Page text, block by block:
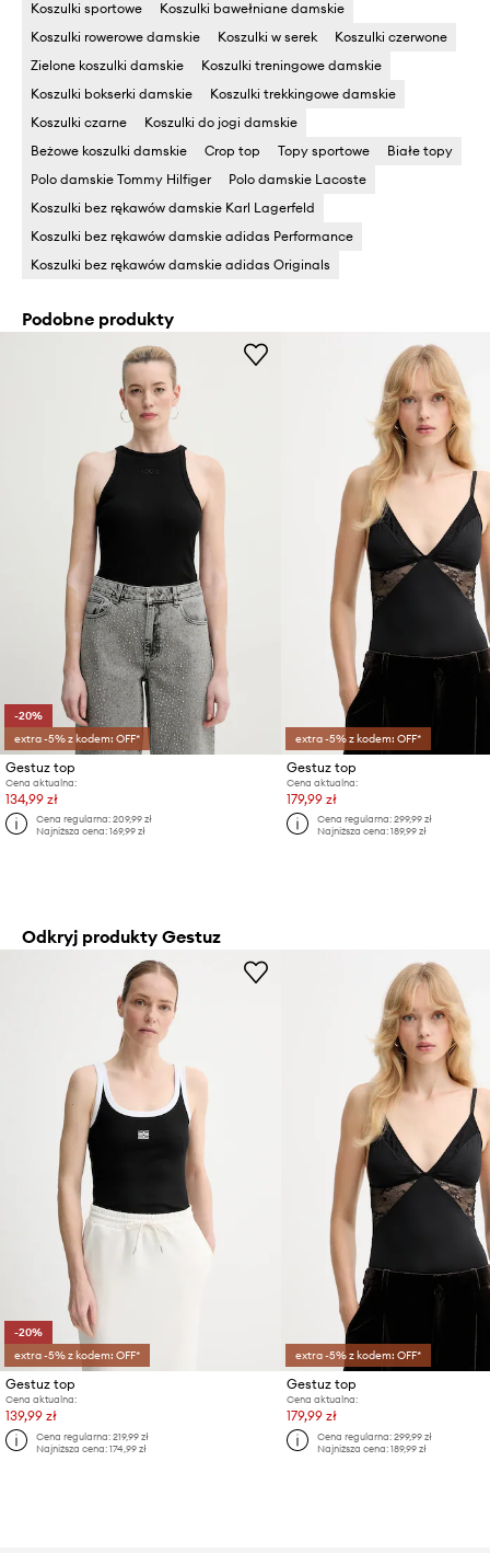
Koszulki sportowe
Koszulki bawełniane damskie
Koszulki rowerowe damskie
Koszulki w serek
Koszulki czerwone
Zielone koszulki damskie
Koszulki treningowe damskie
Koszulki bokserki damskie
Koszulki trekkingowe damskie
Koszulki czarne
Koszulki do jogi damskie
Beżowe koszulki damskie
Crop top Topy sportowe
Białe topy
Polo damskie Tommy Hilfiger
Polo damskie Lacoste
Koszulki bez rękawów damskie Karl Lagerfeld
Koszulki bez rękawów damskie adidas Performance
Koszulki bez rękawów damskie adidas Originals
Podobne produkty
-20%
extra -5% z kodem: OFF*
Gestuz top
Cena aktualna:
134,99 zł
Cena regularna:209,99 zł
Najniższa cena:169,99 zł
extra -5% z kodem: OFF*
Gestuz top
Cena aktualna:
179,99 zł
Cena regularna:299,99 zł
Najniższa cena:189,99 zł
Odkryj produkty Gestuz
-20%
extra -5% z kodem: OFF*
Gestuz top
Cena aktualna:
139,99 zł
Cena regularna:219,99 zł
Najniższa cena:174,99 zł
extra -5% z kodem: OFF*
Gestuz top
Cena aktualna:
179,99 zł
Cena regularna:299,99 zł
Najniższa cena:189,99 zł